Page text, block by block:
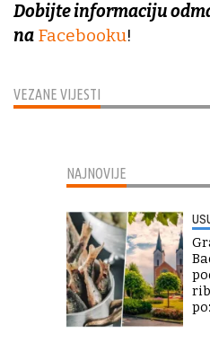
VEZANE VIJESTI
Dobijte informaciju
na Facebooku!
NAJNOVIJE